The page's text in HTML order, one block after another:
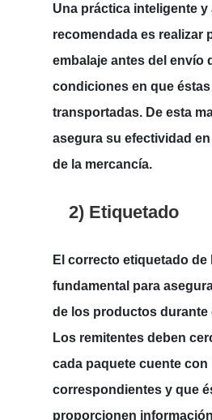
Una práctica inteligente y
recomendada es realizar
embalaje antes del envío
condiciones en que éstas
transportadas. De esta
asegura su efectividad
de la mercancía.
2) Etiquetado
El correcto etiquetado de
fundamental para
de los productos durante
Los remitentes deben
cada paquete cuente con
correspondientes y que
proporcionen